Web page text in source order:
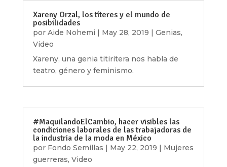
Xareny Orzal, los títeres y el mundo de
posibilidades
por Aide Nohemi | May 28, 2019 | Genias,
Video
Xareny, una genia titiritera nos habla de
teatro, género y feminismo.
#MaquilandoElCambio, hacer visibles las
condiciones laborales de las trabajadoras de
la industria de la moda en México
por Fondo Semillas May 22, 2019
Mujeres
guerreras, Video